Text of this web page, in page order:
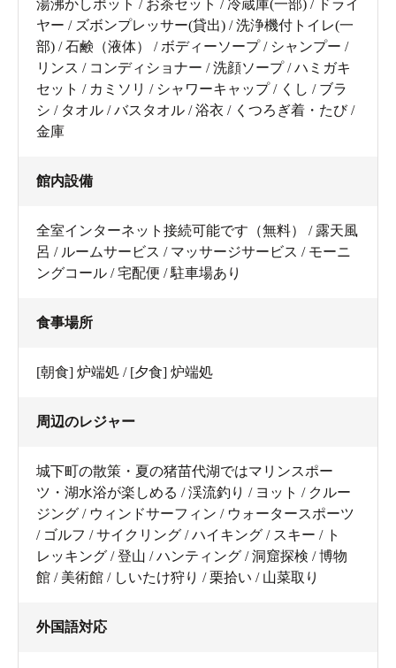
湯沸かしポット / お茶セット / 冷蔵庫(一部) / ドライ
ヤー / ズボンプレッサー(貸出) / 洗浄機付トイレ(一
部) / 石鹸（液体） / ボディーソープ / シャンプー /
リンス / コンディショナー / 洗顔ソープ / ハミガキ
セット / カミソリ / シャワーキャップ / くし / ブラ
シ / タオル / バスタオル / 浴衣 / くつろぎ着・たび /
金庫
館内設備
全室インターネット接続可能です（無料） / 露天風
呂 / ルームサービス / マッサージサービス / モーニ
ングコール / 宅配便 / 駐車場あり
食事場所
[朝食] 炉端処 / [夕食] 炉端処
周辺のレジャー
城下町の散策・夏の猪苗代湖ではマリンスポー
ツ・湖水浴が楽しめる / 渓流釣り / ヨット / クルー
ジング / ウィンドサーフィン / ウォータースポーツ
/ ゴルフ / サイクリング / ハイキング / スキー / ト
レッキング / 登山 / ハンティング / 洞窟探検 / 博物
館 / 美術館 / しいたけ狩り / 栗拾い / 山菜取り
外国語対応